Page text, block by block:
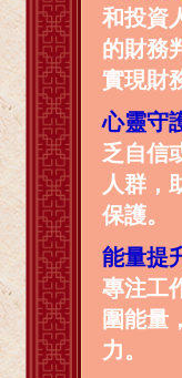
和投資
的財務
實現財
心靈守
乏自信
人群，
保護。
能量提
專注工
圍能量
力。